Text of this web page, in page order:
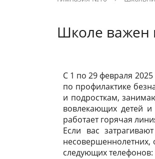
и оснащенность
процесса. Доступная среда
Интеграция общего и
Навигаторы детства
Новости Минпросвещения
курсыШколе важен
С 1 по 29 февраля
по профилактике
и подросткам,
вовлекающих детей
работает горячая
Если вас
следующих телефонов: